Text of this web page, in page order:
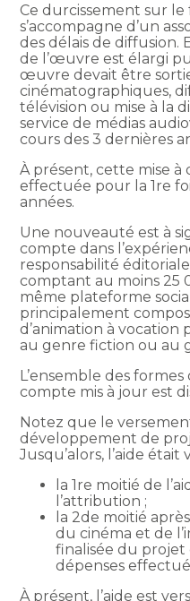
Ce durcissement sur
s’accompagne d’un
des délais de diffusion.
de l’œuvre est élargi
œuvre devait être
cinématographiques,
télévision ou mise à la
service de médias
cours des 3 dernières
À présent, cette mise à
effectuée pour la 1re
années.
Une nouveauté est à
compte dans
responsabilité
comptant au moins 25
même plateforme
principalement
d’animation à
au genre fiction ou au
L’ensemble des
compte mis à jour est
Notez que le
développement de
Jusqu’alors, l’aide était
la 1re moitié de
l’attribution ;
la 2de moitié
du cinéma et de
finalisée du projet
dépenses
À présent, l’aide est